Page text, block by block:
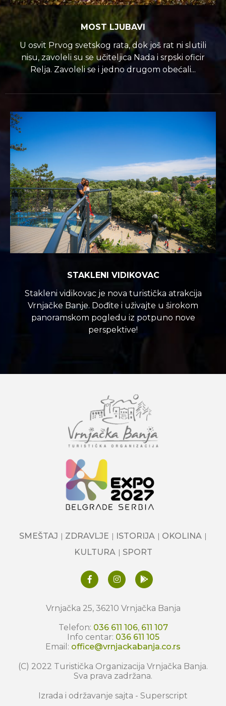
MOST LJUBAVI
U osvit Prvog svetskog rata, dok još rat ni slutili
nisu, zavoleli su se učiteljica Nada i srpski oficir
Relja. Zavoleli se i jedno drugom obećali...
STAKLENI VIDIKOVAC
Stakleni vidikovac je nova turistička atrakcija
Vrnjačke Banje. Dođite i uživajte u širokom
panoramskom pogledu iz potpuno nove
perspektive!
SMEŠTAJ ZDRAVLJE ISTORIJA
OKOLINA
KULTURA
SPORT
Vrnjačka 25, 36210 Vrnjačka Banja
Telefon: 036 611 106, 611 107
Info centar: 036 611 105
Email: office@vrnjackabanja.co.rs
(C) 2022 Turistička Organizacija Vrnjačka Banja.
Sva prava zadržana.
Izrada i održavanje sajta - Superscript